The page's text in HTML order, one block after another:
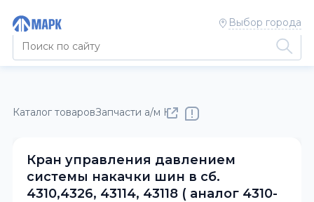
Выбор города
Каталог товаровЗапчасти а/м КАМАЗ
Кран управления давлением
системы накачки шин в сб.
4310,4326, 43114, 43118 ( аналог 4310-